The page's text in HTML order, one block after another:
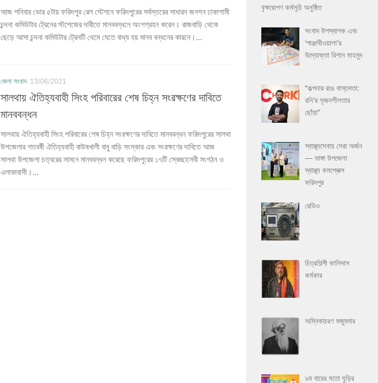
আজ শনিবার ভোর ৫টায় ফরিদপুর রেল স্টেশনে ফরিদপুরের সর্বস্তরের সাধারন জনগন ঢাকাগামী
চন্দনা কমিউটার ট্রেনের স্টপেজের দাবীতে মানববন্ধনে অংশগ্রহন করেন। রাজবাড়ি থেকে
ছেড়ে আসা চন্দনা কমিউটার ট্রেনটি থেমে যেতে বাধ্য হয় মানব বন্ধনের কারনে।...
জেলা সংবাদ 13/06/2021
সালথায় ঐতিহ্যবাহী সিংহ পরিবারের শেষ চিহ্ন সংরক্ষণের দাবিতে
মানববন্ধন
সালথায় ঐতিহ্যবাহী সিংহ পরিবারের শেষ চিহ্ন সংরক্ষণের দাবিতে মানববন্ধন ফরিদপুরের সালথা
উপজেলার শতবর্ষী ঐতিহ্যবাহী বাউষখালী বাবু বাড়ি সংস্কার এবং সংরক্ষণের দাবিতে আজ
সালথা উপজেলা চত্বরের সামনে মানববন্ধন করেছে ফরিদপুরের ১৭টি স্বেচ্ছাসেবী সংগঠন ও
এলাকাবাসী।...
বৃক্ষরোপণ কর্মসূচি অনুষ্ঠিত
সংবাদ উপস্থাপক এবং
‘পাঞ্জাবীওয়ালা’র
উদ্যোক্তা রিশান মাহমুদ
“কল্পনার রঙে বাস্তবতা:
রনি’র সৃজনশীলতার
ছোঁয়া”
স্বাস্থ্যসেবায় সেরা অর্জন
— ভাঙ্গা উপজেলা
স্বাস্থ্য কমপ্লেক্স
ফরিদপুর
রেডিও
চিত্রশিল্পী কালিদাস
কর্মকার
অম্বিকাচরণ মজুমদার
৯ম বারের মতো ঘুড়ির